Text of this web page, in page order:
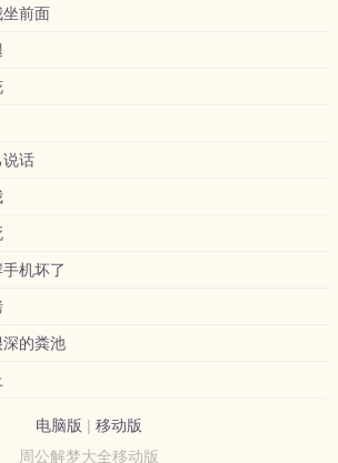
前面
说话
机坏了
的粪池
电脑版 | 移动版
周公解梦大全移动版